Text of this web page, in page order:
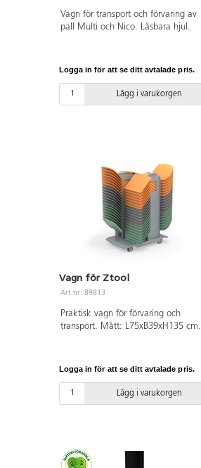
Vagn för transport och förvaring av
pall Multi och Nico. Låsbara hjul.
Logga in för att se ditt avtalade pris.
Lägg i varukorgen
Vagn för Ztool
Art.nr: 89813
Praktisk vagn för förvaring och
transport. Mått: L75xB39xH135 cm.
Logga in för att se ditt avtalade pris.
Lägg i varukorgen